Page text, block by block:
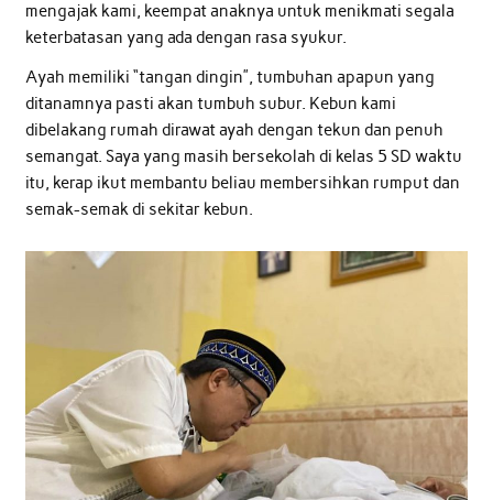
mengajak kami, keempat anaknya untuk menikmati segala
keterbatasan yang ada dengan rasa syukur.
Ayah memiliki “tangan dingin”, tumbuhan apapun yang
ditanamnya pasti akan tumbuh subur. Kebun kami
dibelakang rumah dirawat ayah dengan tekun dan penuh
semangat. Saya yang masih bersekolah di kelas 5 SD waktu
itu, kerap ikut membantu beliau membersihkan rumput dan
semak-semak di sekitar kebun.